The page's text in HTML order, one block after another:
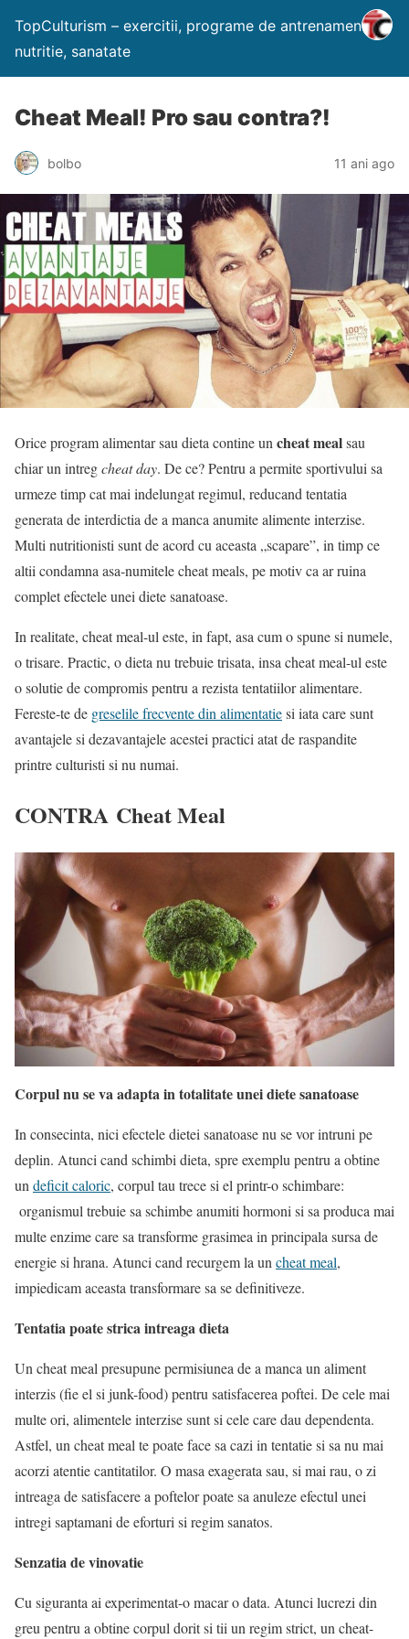
TopCulturism – exercitii, programe de antrenament,
nutritie, sanatate
Cheat Meal! Pro sau contra?!
bolbo 11 ani ago
Orice program alimentar sau dieta contine un cheat mealsau
chiar un intregcheat day. De ce? Pentru a permite sportivului sa
urmeze timp cat mai indelungat regimul, reducand tentatia
generata de interdictia de a manca anumite alimente interzise.
Multi nutritionisti sunt de acord cu aceasta „scapare”, in timp ce
altii condamna asa-numitele cheat meals, pe motiv ca ar ruina
complet efectele unei diete sanatoase.
In realitate, cheat meal-ul este, in fapt, asa cum o spune si numele,
o trisare. Practic, o dieta nu trebuie trisata, insa cheat meal-ul este
o solutie de compromis pentru a rezista tentatiilor alimentare.
Fereste-te de greselile frecvente din alimentatiesi iata care sunt
avantajele si dezavantajele acestei practici atat de raspandite
printre culturisti si nu numai.
CONTRA Cheat Meal
Corpul nu se va adapta in totalitate unei diete sanatoase
In consecinta, nici efectele dietei sanatoase nu se vor intruni pe
deplin. Atunci cand schimbi dieta, spre exemplu pentru a obtine
un deficit caloric, corpul tau trece si el printr-o schimbare:
organismul trebuie sa schimbe anumiti hormoni si sa produca mai
multe enzime care sa transforme grasimea in principala sursa de
energie si hrana. Atunci cand recurgem la un cheat meal,
impiedicam aceasta transformare sa se definitiveze.
Tentatia poate strica intreaga dieta
Un cheat meal presupune permisiunea de a manca un aliment
interzis (fie el si junk-food) pentru satisfacerea poftei. De cele mai
multe ori, alimentele interzise sunt si cele care dau dependenta.
Astfel, un cheat meal te poate face sa cazi in tentatie si sa nu mai
acorzi atentie cantitatilor. O masa exagerata sau, si mai rau, o zi
intreaga de satisfacere a poftelor poate sa anuleze efectul unei
intregi saptamani de eforturi si regim sanatos.
Senzatia de vinovatie
Cu siguranta ai experimentat-o macar o data. Atunci lucrezi din
greu pentru a obtine corpul dorit si tii un regim strict, un cheat-